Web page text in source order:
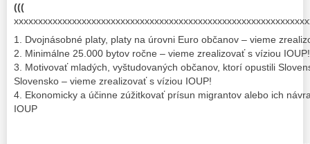
(((
1. Dvojnásobné platy, platy na úrovni Euro občanov – vieme
2. Minimálne 25.000 bytov ročne – vieme zrealizovať s víziou IOUP!
3. Motivovať mladých, vyštudovaných občanov, ktorí opustili
Slovensko – vieme zrealizovať s víziou IOUP!
4. Ekonomicky a účinne zúžitkovať prísun migrantov alebo ich
IOUP